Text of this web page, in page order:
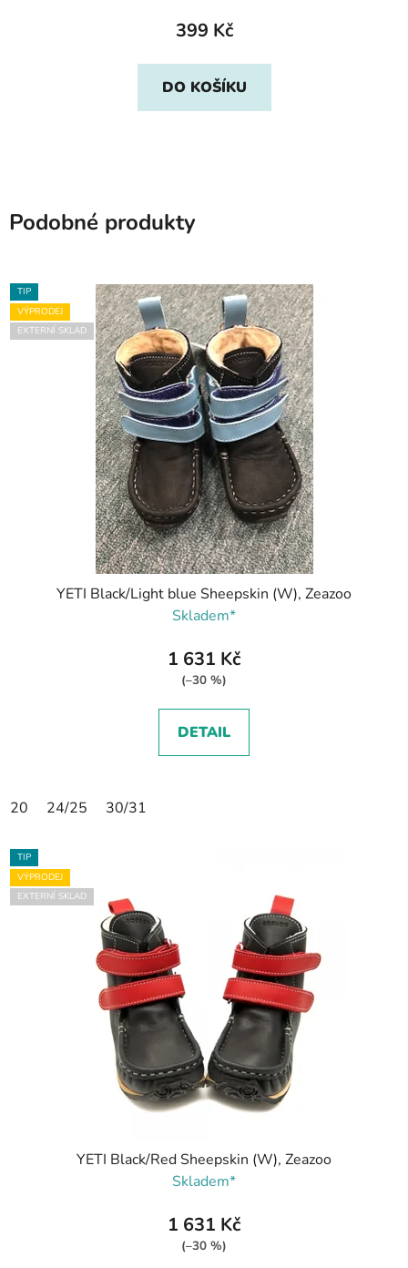
399 Kč
DO KOŠÍKU
Podobné produkty
TIP
VÝPRODEJ
EXTERNÍ SKLAD
YETI Black/Light blue Sheepskin (W), Zeazoo
Skladem*
1 631 Kč
(–30 %)
DETAIL
20 24/25 30/31
TIP
VÝPRODEJ
EXTERNÍ SKLAD
YETI Black/Red Sheepskin (W), Zeazoo
Skladem*
1 631 Kč
(–30 %)